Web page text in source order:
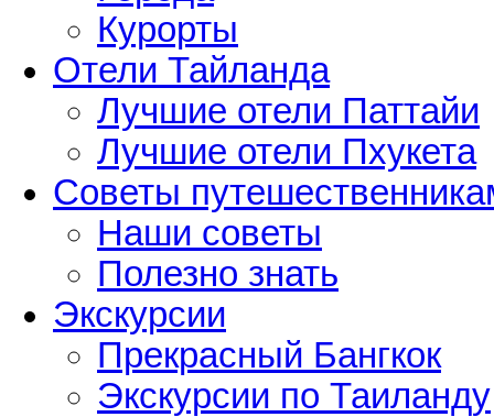
Курорты
Отели Тайланда
Лучшие отели Паттайи
Лучшие отели Пхукета
Советы
Наши советы
Полезно знать
Экскурсии
Прекрасный Бангкок
Экскурсии по Таиланду